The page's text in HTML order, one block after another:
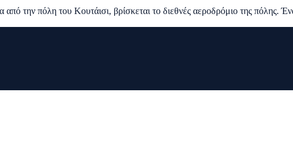
από την πόλη του Κουτάισι, βρίσκεται το διεθνές αεροδρόμιο της πόλης.